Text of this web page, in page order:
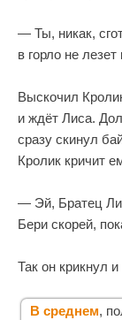
— Ты, никак,
в горло не
Выскочил
и ждёт Лиса.
сразу скинул
Кролик кричит
— Эй, Братец
Бери скорей,
Так он крикнул
В среднем,